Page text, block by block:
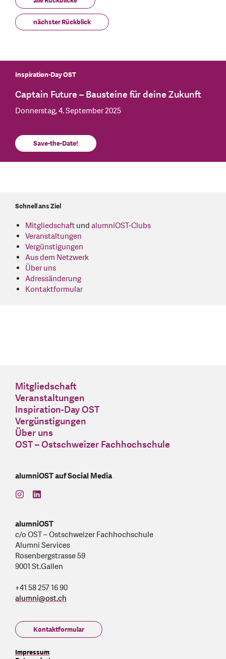
nächster Rückblick
Inspiration-Day OST
Captain Future – Bausteine für deine Zukunft
Donnerstag, 4. September 2025
Save-the-Date!
Schnell ans Ziel
MitgliedschaftundalumniOST-Clubs
Veranstaltungen
Vergünstigungen
Aus dem Netzwerk
Über uns
Adressänderung
Kontaktformular
Mitgliedschaft
Veranstaltungen
Inspiration-Day OST
Vergünstigungen
Über uns
OST – Ostschweizer Fachhochschule
alumniOST auf Social Media
find us on: instagram
find us on: linkedin
alumniOST
c/o OST – Ostschweizer Fachhochschule
Alumni Services
Rosenbergstrasse 59
9001 St.Gallen
+41 58 257 16 90
alumni@ost.ch
Kontaktformular
Impressum